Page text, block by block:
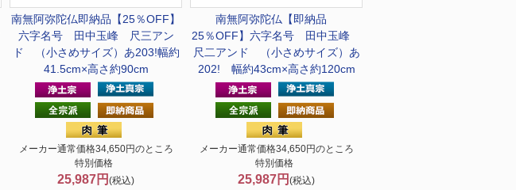
南無阿弥陀仏即納品【25％OFF】
六字名号 田中玉峰 尺三アン
ド （小さめサイズ）あ203!幅約
41.5cm×高さ約90cm
メーカー通常価格34,650円のところ
特別価格
25,987円 (税込)
南無阿弥陀仏 【即納品
25％OFF】六字名号 田中玉峰
尺二アンド （小さめサイズ）あ
202! 幅約43cm×高さ約120cm
メーカー通常価格34,650円のところ
特別価格
25,987円 (税込)